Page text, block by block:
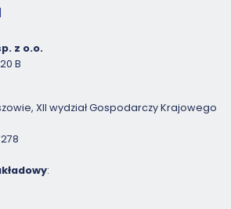
z o.o.
B
XII wydział Gospodarczy Krajowego
: